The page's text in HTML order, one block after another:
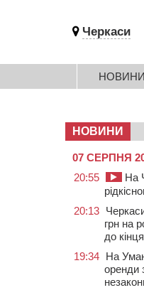
Черкаси
НОВИНИ
НОВИНИ
07 СЕРПНЯ
20:55
На
20:13
грн на
до
19:34 На
оренди